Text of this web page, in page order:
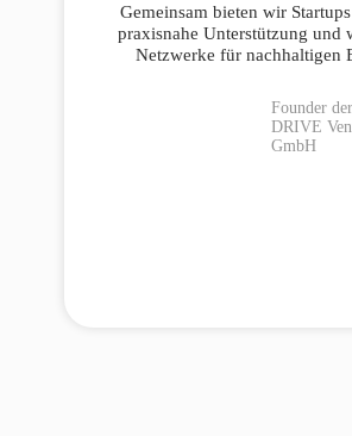
Gemeinsam bieten wir
praxisnahe Unterstützung und
Netzwerke für nachhaltigen
Founder der
DRIVE
GmbH